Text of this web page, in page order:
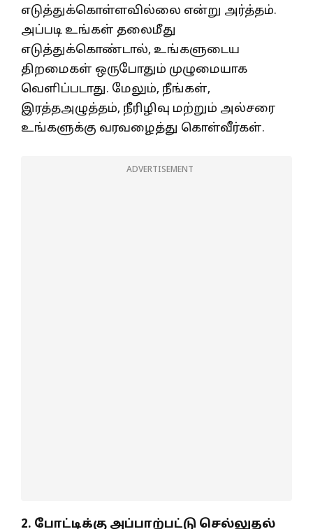
எடுத்துக்கொள்ளவில்லை என்று அர்த்தம்.
அப்படி உங்கள் தலைமீது
எடுத்துக்கொண்டால், உங்களுடைய
திறமைகள் ஒருபோதும் முழுமையாக
வெளிப்படாது. மேலும், நீங்கள்,
இரத்தஅழுத்தம், நீரிழிவு மற்றும் அல்சரை
உங்களுக்கு வரவழைத்து கொள்வீர்கள்.
ADVERTISEMENT
2. போட்டிக்கு அப்பாற்பட்டு செல்லுதல்